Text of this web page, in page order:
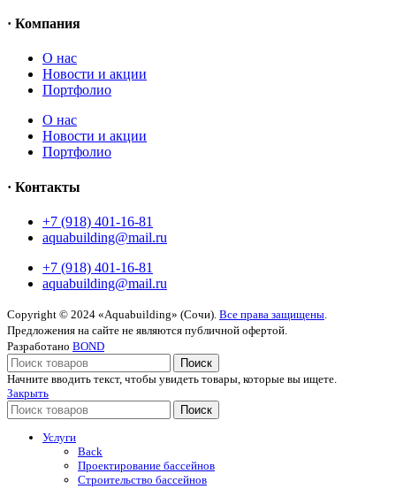
· Компания
O нас
Новости и акции
Портфолио
O нас
Новости и акции
Портфолио
· Контакты
+7 (918) 401-16-81
aquabuilding@mail.ru
+7 (918) 401-16-81
aquabuilding@mail.ru
Copyright © 2024 «Aquabuilding» (Сочи). Все права защищены
Предложения на сайте не являются публичной офертой.
Разработано BOND
Поиск
Начните вводить текст, чтобы увидеть товары, которые вы ищете.
Закрыть
Поиск
Услуги
Back
Проектирование бассейнов
Строительство бассейнов